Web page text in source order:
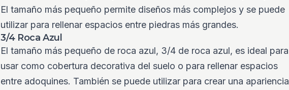
El tamaño más pequeño permite diseños más complejos y se puede
utilizar para rellenar espacios entre piedras más grandes.
3/4 Roca Azul
El tamaño más pequeño de roca azul, 3/4 de roca azul, es ideal para
usar como cobertura decorativa del suelo o para rellenar espacios
entre adoquines. También se puede utilizar para crear una apariencia